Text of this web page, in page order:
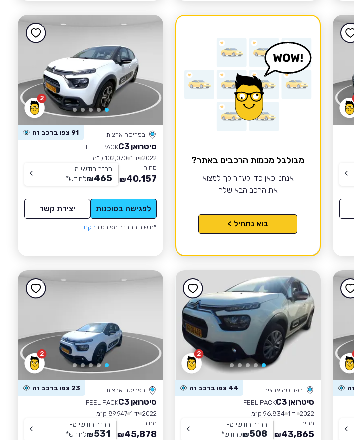
מבולבל מכמות הרכבים באתר?
אנחנו כאן כדי לעזור לך למצוא
את הרכב הבא שלך
בוא נתחיל >
2
בפריסה ארצית 91 צפו ברכב זה
סיטרואן C3
FEEL PACK
2022 יד 1
102,070 ק״מ
מחיר
40,157
₪
החזר חודשי מ-
465
₪לחודש*
לפגישה בסוכנות יצירת קשר
*חישוב ההחזר מפורט בתקנון
2
בפריסה ארצית 44 צפו ברכב זה
סיטרואן C3
FEEL PACK
2022 יד 1
96,834 ק״מ
מחיר
43,865
₪
החזר חודשי מ-
508
₪לחודש*
2
בפריסה ארצית 23 צפו ברכב זה
סיטרואן C3
FEEL PACK
2022 יד 1
89,947 ק״מ
מחיר
45,878
₪
החזר חודשי מ-
531
₪לחודש*